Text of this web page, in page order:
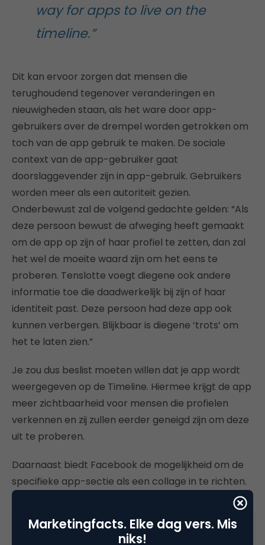
way for apps to live on the
timeline.”
Dit kan ervoor zorgen dat mensen die
terughoudend tegenover veranderingen en
nieuwigheden staan, als het ware door app-
gebruikers over de drempel worden getrokken om
toch van de app gebruik te maken. De sociale
context van de app-gebruiker gaat
doorslaggevender zijn in app-gebruik. Gebruikers
worden meer als een autoriteit gezien.
Onderbewust zal de volgend gedachte gelden: “Als
deze persoon bewust de afweging heeft gemaakt
om de app op zijn of haar profiel te zetten, dan zal
het wel de moeite waard zijn om het eens te
proberen. Tenslotte voegt diegene ook andere
informatie toe die daadwerkelijk bij zijn of haar
identiteit past. Deze persoon had deze app ook
kunnen verbergen. Blijkbaar is diegene ‘trots’ om
het te laten zien.”
Je zou dus beslist moeten willen dat je app wordt
weergegeven op de Timeline. Hiermee krijgt de app
meer zichtbaarheid voor mensen die profielen
verkennen en zij zullen eerder geneigd zijn om deze
uit te proberen.
Daarnaast biedt Facebook de mogelijkheid om de
specifieke app-sectie als een collage in te richten.
Wanneer zich meer visuals in deze sectie bevinden,
van de app toe. Het is hierbij zaak dat app-visuals
Marketingfacts. Elke dag vers. Mis
niks!